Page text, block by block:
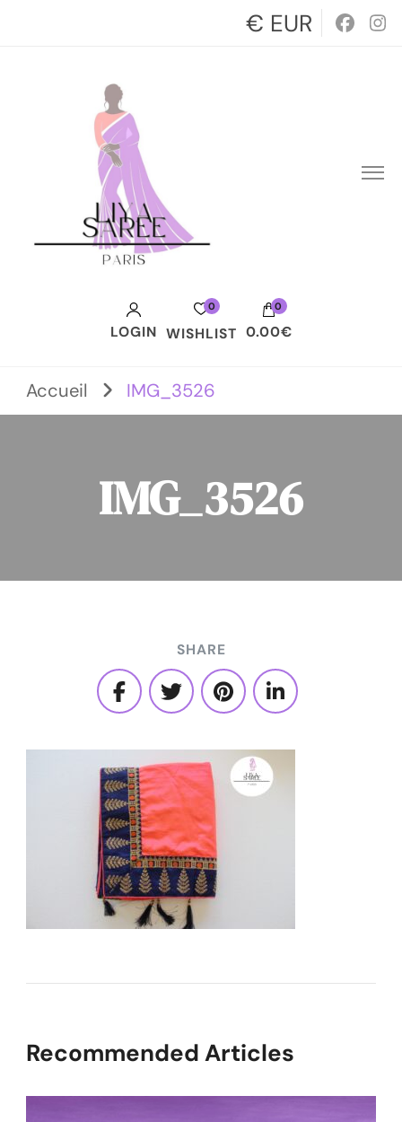
€ EUR
LOGIN
0
WISHLIST
0
0.00€
Votre panier est vide.
Accueil IMG_3526
IMG_3526
SHARE
Recommended Articles